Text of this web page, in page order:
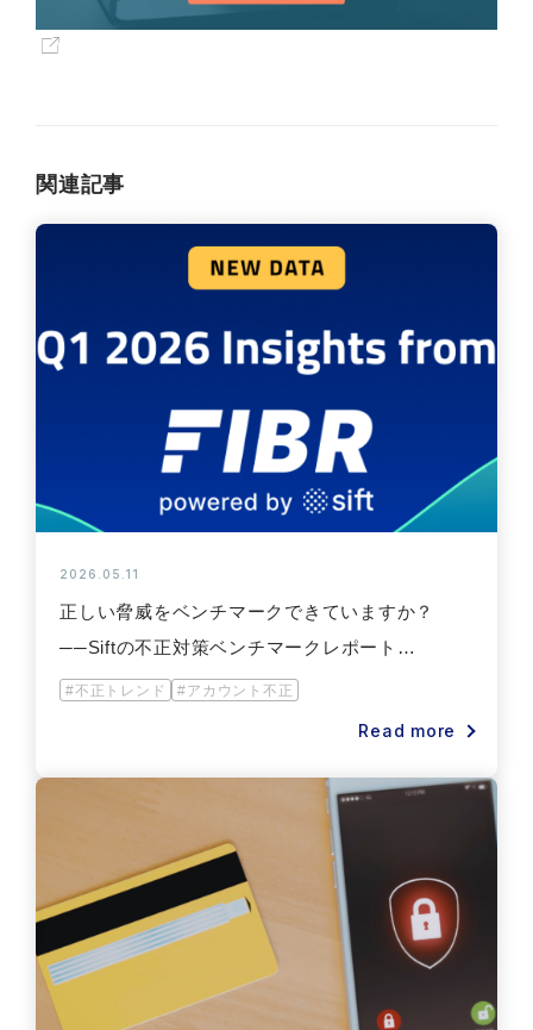
関連記事
2026.05.11
正しい脅威をベンチマークできていますか？
──Siftの不正対策ベンチマークレポート
「FIBR」から見る2026年第1四半期インサイト
#不正トレンド #アカウント不正
Read more